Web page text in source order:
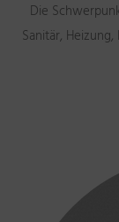
Die
Sanitär,